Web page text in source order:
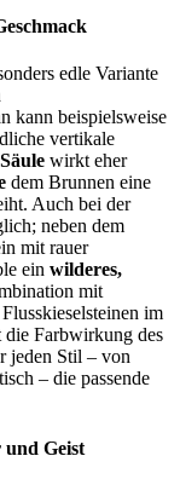
edle Variante
kann beispielsweise
vertikale
wirkt eher
dem Brunnen eine
Auch bei der
neben dem
mit rauer
ein wilderes,
mit
im
die Farbwirkung des
jeden Stil – von
– die passende
Geist